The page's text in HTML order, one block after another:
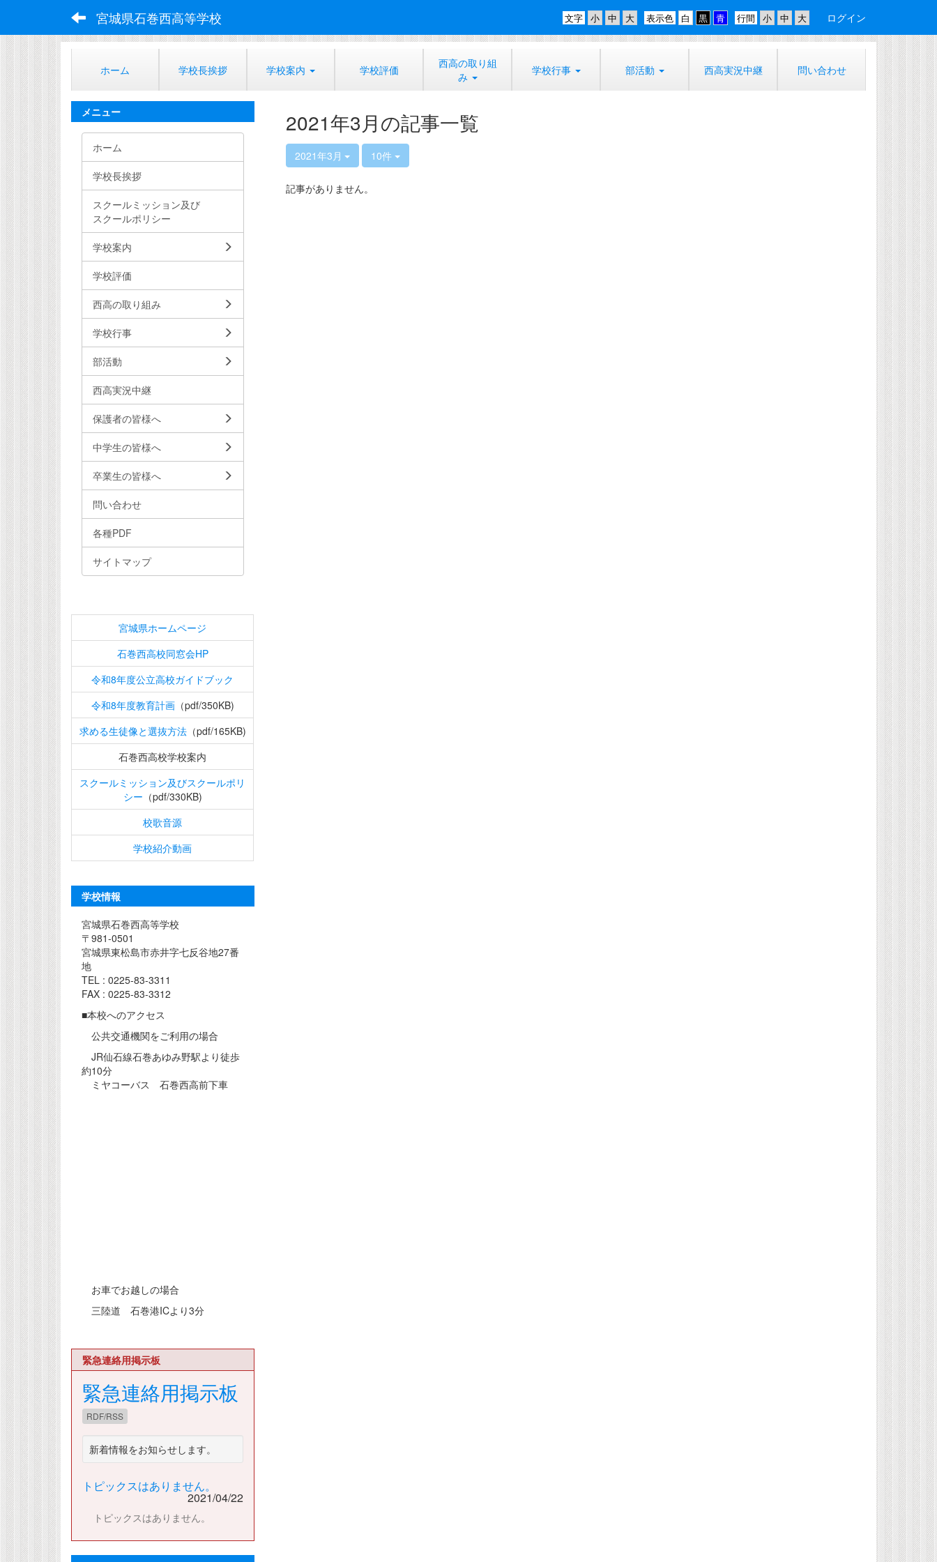
宮城県石巻西高等学校 行間
表示色
文字 ログイン
ホーム 学校長挨拶 学校案内 学校評価
西高の取り組
み
学校行事 部活動 西高実況中継 問い合わせ
2021年3月の記事一覧
2021年3月 10件
記事がありません。
メニュー
ホーム
学校長挨拶
スクールミッション及び
スクールポリシー
学校案内
学校評価
西高の取り組み
学校行事
部活動
西高実況中継
保護者の皆様へ
中学生の皆様へ
卒業生の皆様へ
問い合わせ
各種PDF
サイトマップ
宮城県ホームページ
石巻西高校同窓会HP
令和8年度公立高校ガイドブック
令和8年度教育計画（pdf/350KB)
求める生徒像と選抜方法（pdf/165KB)
石巻西高校学校案内
スクールミッション及びスクールポリ
シー （pdf/330KB)
校歌音源
学校紹介動画
学校情報
宮城県石巻西高等学校
〒981-0501
宮城県東松島市赤井字七反谷地27番
地
TEL : 0225-83-3311
FAX : 0225-83-3312
■本校へのアクセス
公共交通機関をご利用の場合
JR仙石線石巻あゆみ野駅より徒歩
約10分
ミヤコーバス 石巻西高前下車
お車でお越しの場合
三陸道 石巻港ICより3分
緊急連絡用掲示板
緊急連絡用掲示板
RDF/RSS
新着情報をお知らせします。
トピックスはありません。
2021/04/22
トピックスはありません。